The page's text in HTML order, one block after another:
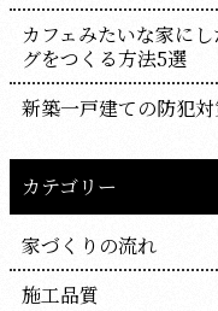
カフェみたいな家に
グをつくる方法5選
新築一戸建ての防犯
カテゴリー
家づくりの流れ
施工品質